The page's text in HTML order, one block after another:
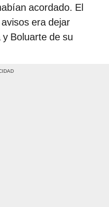
acordado. El
era dejar
Boluarte de su